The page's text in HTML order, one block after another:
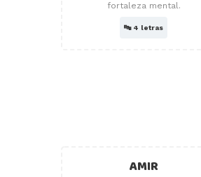
fortaleza mental.
🔤 4 letras
AMIR